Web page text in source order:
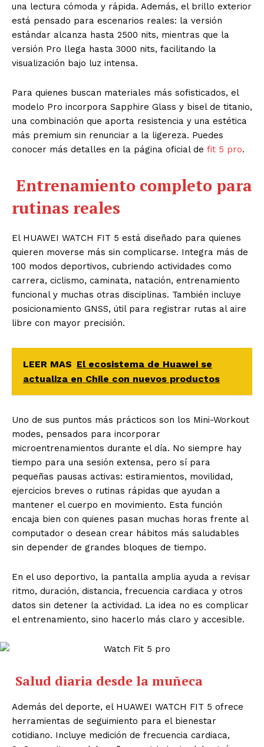
una lectura cómoda y rápida. Además, el brillo exterior
está pensado para escenarios reales: la versión
estándar alcanza hasta 2500 nits, mientras que la
versión Pro llega hasta 3000 nits, facilitando la
visualización bajo luz intensa.
Para quienes buscan materiales más sofisticados, el
modelo Pro incorpora Sapphire Glass y bisel de titanio,
una combinación que aporta resistencia y una estética
más premium sin renunciar a la ligereza. Puedes
conocer más detalles en la página oficial de fit 5 pro.
Entrenamiento completo para
rutinas reales
El HUAWEI WATCH FIT 5 está diseñado para quienes
quieren moverse más sin complicarse. Integra más de
100 modos deportivos, cubriendo actividades como
carrera, ciclismo, caminata, natación, entrenamiento
funcional y muchas otras disciplinas. También incluye
posicionamiento GNSS, útil para registrar rutas al aire
libre con mayor precisión.
LEER MAS El ecosistema de Huawei se
actualiza en Chile con nuevos productos
Uno de sus puntos más prácticos son los Mini-Workout
modes, pensados para incorporar
microentrenamientos durante el día. No siempre hay
tiempo para una sesión extensa, pero sí para
pequeñas pausas activas: estiramientos, movilidad,
ejercicios breves o rutinas rápidas que ayudan a
mantener el cuerpo en movimiento. Esta función
encaja bien con quienes pasan muchas horas frente al
computador o desean crear hábitos más saludables
sin depender de grandes bloques de tiempo.
En el uso deportivo, la pantalla amplia ayuda a revisar
ritmo, duración, distancia, frecuencia cardiaca y otros
datos sin detener la actividad. La idea no es complicar
el entrenamiento, sino hacerlo más claro y accesible.
Salud diaria desde la muñeca
Además del deporte, el HUAWEI WATCH FIT 5 ofrece
herramientas de seguimiento para el bienestar
cotidiano. Incluye medición de frecuencia cardiaca,